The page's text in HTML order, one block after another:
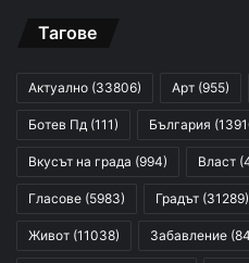
Тагове
Актуално (33806) Арт (955)
Ботев Пд (111) България
Вкусът на града (994) Власт
Гласове (5983) Градът (31289)
Живот (11038) Забавление